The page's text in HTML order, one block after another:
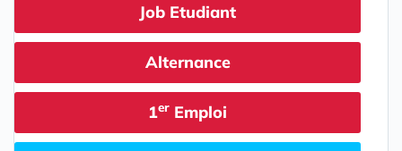
Job Etudiant
Alternance
1er Emploi